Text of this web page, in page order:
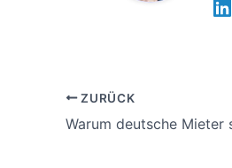
ZURÜCK